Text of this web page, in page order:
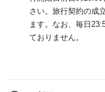
さい。旅行契約の成
ます。なお、毎日
ておりません。